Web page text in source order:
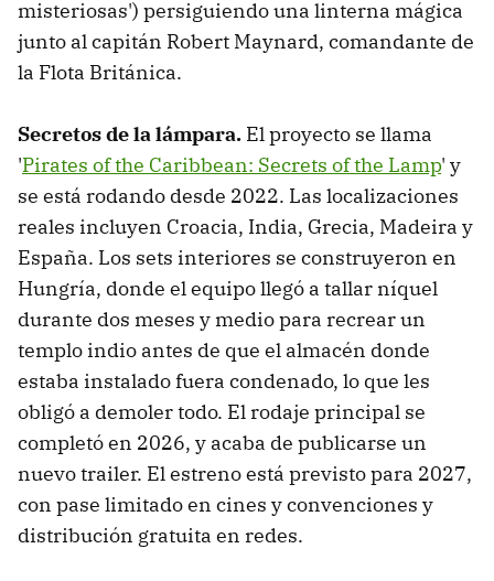
misteriosas') persiguiendo una linterna mágica
junto al capitán Robert Maynard, comandante de
la Flota Británica.
Secretos de la lámpara. El proyecto se llama
'Pirates of the Caribbean: Secrets of the Lamp' y
se está rodando desde 2022. Las localizaciones
reales incluyen Croacia, India, Grecia, Madeira y
España. Los sets interiores se construyeron en
Hungría, donde el equipo llegó a tallar níquel
durante dos meses y medio para recrear un
templo indio antes de que el almacén donde
estaba instalado fuera condenado, lo que les
obligó a demoler todo. El rodaje principal se
completó en 2026, y acaba de publicarse un
nuevo trailer. El estreno está previsto para 2027,
con pase limitado en cines y convenciones y
distribución gratuita en redes.